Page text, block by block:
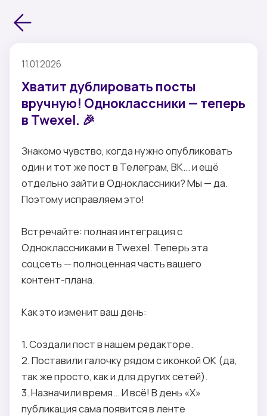
11.01.2026
Хватит дублировать посты
вручную! Одноклассники — теперь
в Twexel. 🎉
Знакомо чувство, когда нужно опубликовать
один и тот же пост в Телеграм, ВК... и ещё
отдельно зайти в Одноклассники? Мы — да.
Поэтому исправляем это!
Встречайте: полная интеграция с
Одноклассниками в Twexel. Теперь эта
соцсеть — полноценная часть вашего
контент-плана.
Как это изменит ваш день:
1. Создали пост в нашем редакторе.
2. Поставили галочку рядом с иконкой ОК (да,
так же просто, как и для других сетей).
3. Назначили время... И всё! В день «Х»
публикация сама появится в ленте